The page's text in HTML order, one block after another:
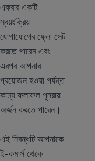
একবার একটি
স্বয়ংক্রিয়
যোগাযোগের ফ্লো সেট
করতে পারেন এবং
এরপর আপনার
প্রয়োজন হওয়া পর্যন্ত
কাম্য ফলাফল পুনরায়
অর্জন করতে পারেন।
এই নিবন্ধটি আপনাকে
ই-কমার্স থেকে